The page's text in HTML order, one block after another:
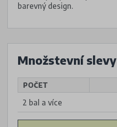
barevný design.
Množstevní slevy
POČET
2 bal a více